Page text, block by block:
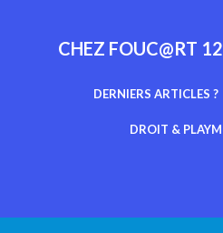
CHEZ FOUC@RT
DERNIERS ARTICLES ?
DROIT &